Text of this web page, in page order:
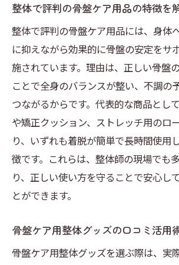
整体で評判の骨盤ケア用品の特徴を
整体で評判の骨盤ケア用品には、身体
に抑えながら効果的に骨盤の安定をサ
施されています。理由は、正しい骨盤
ことで全身のバランスが整い、不調の
つながるからです。代表的な商品とし
や矯正クッション、ストレッチ用のロ
り、いずれも着脱が簡単で長時間使用
徴です。これらは、整体師の現場でも
り、正しい使い方を守ることで安心し
とができます。
骨盤ケア用整体グッズの口コミ活用
骨盤ケア用整体グッズを選ぶ際は、実